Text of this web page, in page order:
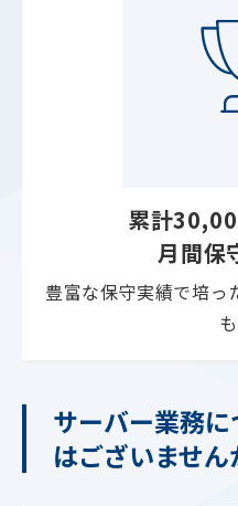
累計
月間保
豊富な保守実績で培っ
サーバー業務
はございません